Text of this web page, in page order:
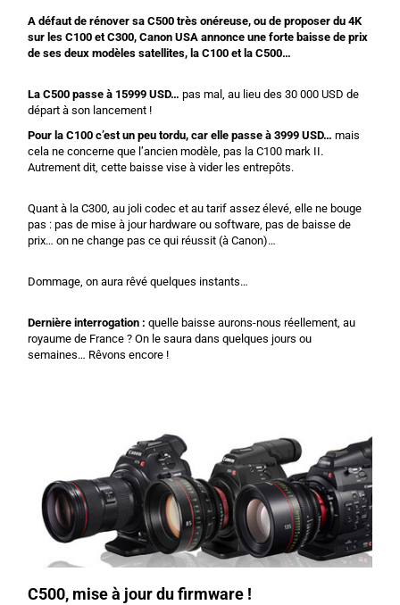
A défaut de rénover sa C500 très onéreuse, ou de proposer du 4K
sur les C100 et C300, Canon USA annonce une forte baisse de prix
de ses deux modèles satellites, la C100 et la C500…
La C500 passe à 15999 USD… pas mal, au lieu des 30 000 USD de
départ à son lancement !
Pour la C100 c’est un peu tordu, car elle passe à 3999 USD… mais
cela ne concerne que l’ancien modèle, pas la C100 mark II.
Autrement dit, cette baisse vise à vider les entrepôts.
Quant à la C300, au joli codec et au tarif assez élevé, elle ne bouge
pas : pas de mise à jour hardware ou software, pas de baisse de
prix… on ne change pas ce qui réussit (à Canon)…
Dommage, on aura rêvé quelques instants…
Dernière interrogation : quelle baisse aurons-nous réellement, au
royaume de France ? On le saura dans quelques jours ou
semaines… Rêvons encore !
C500, mise à jour du firmware !